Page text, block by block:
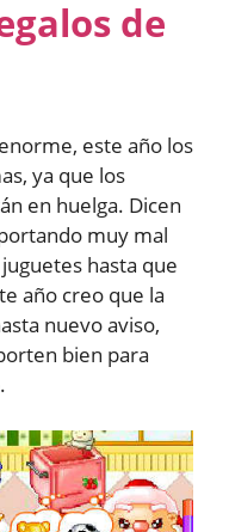
de
este año los
ya que los
en huelga. Dicen
muy mal
hasta que
año creo que la
nuevo aviso,
bien para